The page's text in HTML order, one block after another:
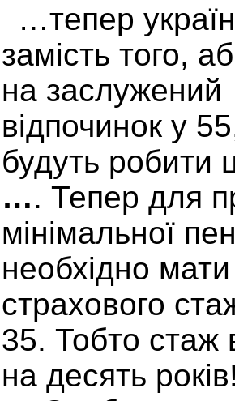
…тепер
замість того,
на заслужений
відпочинок у
будуть робити
…. Тепер для
мінімальної
необхідно
страхового
35. Тобто стаж
на десять